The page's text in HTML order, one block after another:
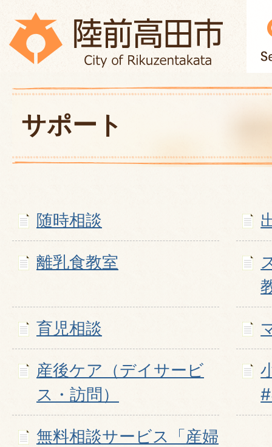
サポート
随時相談
離乳食教室
育児相談
産後ケア（デイサービ
ス・訪問）
無料相談サービス「産婦